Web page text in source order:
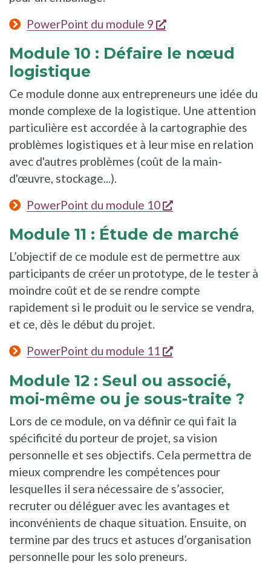
PowerPoint du module 9
s'ouvre dans une
Module 10 : Défaire le nœud
logistique
Ce module donne aux entrepreneurs une idée du
monde complexe de la logistique. Une attention
particulière est accordée à la cartographie des
problèmes logistiques et à leur mise en relation
avec d'autres problèmes (coût de la main-
d'œuvre, stockage...).
PowerPoint du module 10
s'ouvre dans une
Module 11 : Étude de marché
L’objectif de ce module est de permettre aux
participants de créer un prototype, de le tester à
moindre coût et de se rendre compte
rapidement si le produit ou le service se vendra,
et ce, dès le début du projet.
PowerPoint du module 11
s'ouvre dans une
Module 12 : Seul ou associé,
moi-même ou je sous-traite ?
Lors de ce module, on va définir ce qui fait la
spécificité du porteur de projet, sa vision
personnelle et ses objectifs. Cela permettra de
mieux comprendre les compétences pour
lesquelles il sera nécessaire de s’associer,
recruter ou déléguer avec les avantages et
inconvénients de chaque situation. Ensuite, on
termine par des trucs et astuces d’organisation
personnelle pour les solo preneurs.